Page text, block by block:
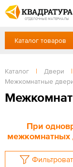
ОТДЕЛОЧНЫЕ МАТЕРИАЛЫ
Скидки
Контакты
Доставка и оплата
Готовые решения
Отзывы
+7 (863) 303-36-
Сб, Вс — выходной
ЗАКАЗАТЬ ЗВОНОК
Вход /
Каталог товаров
Каталог | Двери |
Межкомнатные
При
межкомнатных